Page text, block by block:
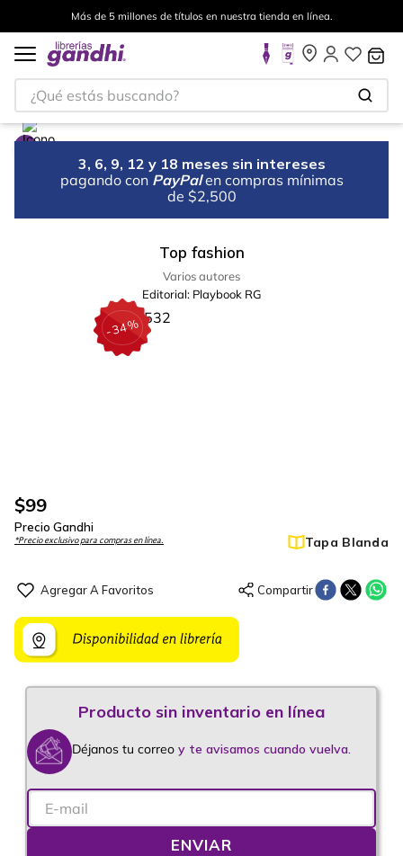
Más de 5 millones de títulos en nuestra tienda en línea.
¿Qué estás buscando?
3, 6, 9, 12 y 18 meses sin intereses
pagando con PayPal en compras mínimas
de $2,500
Top fashion
Varios autores
Editorial: Playbook RG
-34%
$99
Precio Gandhi
*Precio exclusivo para compras en línea. Tapa Blanda
Déjanos tu correo y te avisamos cuando vuelva.
ENVIAR